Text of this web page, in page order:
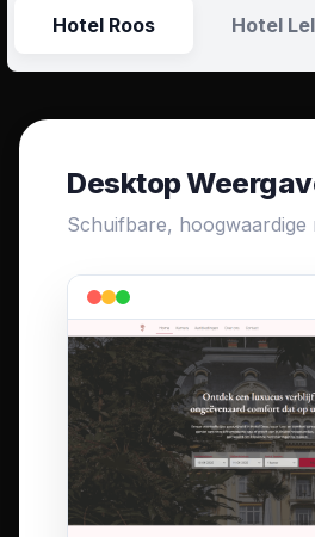
Hotel Roos Hotel
Desktop
Schuifbare, hoogwaardige